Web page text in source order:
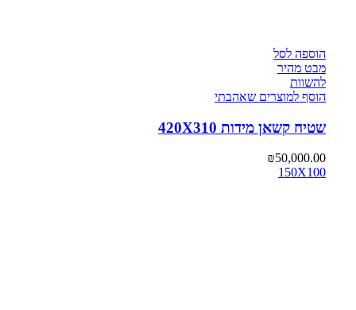
הוספה לסל
מבט מהיר
להשוות
הוסף למוצרים שאהבתי
שטיח קשאן מידות 420X310
₪50,000.00
150X100